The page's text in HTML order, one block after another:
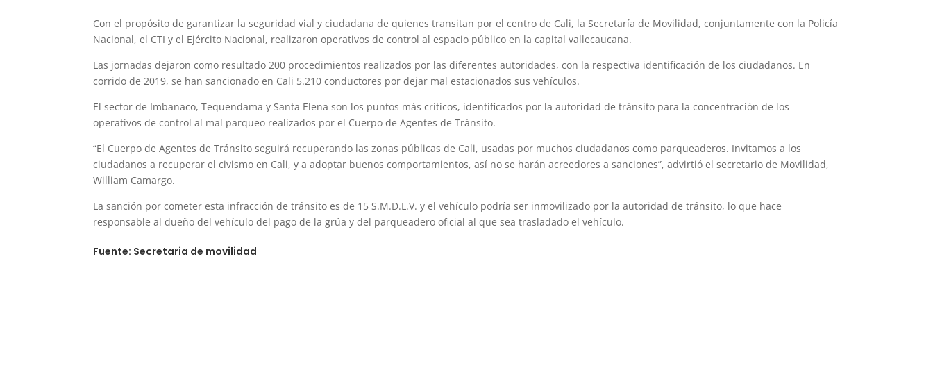
Con el propósito de garantizar la seguridad vial y ciudadana de quienes transitan por el centro de Cali, la Secretaría de Movilidad, conjuntamente con la Policía
Nacional, el CTI y el Ejército Nacional, realizaron operativos de control al espacio público en la capital vallecaucana.
Las jornadas dejaron como resultado 200 procedimientos realizados por las diferentes autoridades, con la respectiva identificación de los ciudadanos. En
corrido de 2019, se han sancionado en Cali 5.210 conductores por dejar mal estacionados sus vehículos.
El sector de Imbanaco, Tequendama y Santa Elena son los puntos más críticos, identificados por la autoridad de tránsito para la concentración de los
operativos de control al mal parqueo realizados por el Cuerpo de Agentes de Tránsito.
“El Cuerpo de Agentes de Tránsito seguirá recuperando las zonas públicas de Cali, usadas por muchos ciudadanos como parqueaderos. Invitamos a los
ciudadanos a recuperar el civismo en Cali, y a adoptar buenos comportamientos, así no se harán acreedores a sanciones”, advirtió el secretario de Movilidad,
William Camargo.
La sanción por cometer esta infracción de tránsito es de 15 S.M.D.L.V. y el vehículo podría ser inmovilizado por la autoridad de tránsito, lo que hace
responsable al dueño del vehículo del pago de la grúa y del parqueadero oficial al que sea trasladado el vehículo.
Fuente: Secretaria de movilidad